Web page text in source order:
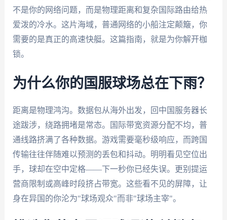
不是你的网络问题，而是物理距离和复杂国际路由给热
爱泼的冷水。这片海域，普通网络的小船注定颠簸，你
需要的是真正的高速快艇。这篇指南，就是为你解开枷
锁。
为什么你的国服球场总在下雨？
距离是物理鸿沟。数据包从海外出发，回中国服务器长
途跋涉，绕路拥堵是常态。国际带宽资源分配不均，普
通线路挤满了各种数据。游戏需要毫秒级响应，而跨国
传输往往伴随难以预测的丢包和抖动。明明看见空位出
手，球却在空中定格——下一秒你已经失误。更别提运
营商限制或高峰时段挤占带宽。这些看不见的屏障，让
身在异国的你沦为"球场观众"而非"球场主宰"。